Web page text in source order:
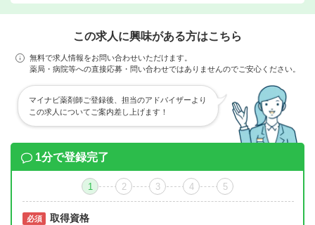
この求人に興味がある方はこちら
無料で求人情報をお問い合わせいただけます。
薬局・病院等への直接応募・問い合わせではありませんのでご安心ください。
マイナビ薬剤師ご登録後、担当のアドバイザーより
この求人についてご案内差し上げます！
1分で登録完了
1 2 3 4 5
必須 取得資格